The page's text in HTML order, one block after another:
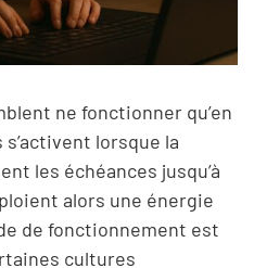
ne fonctionner qu’en
lorsque la
les échéances jusqu’à
alors une énergie
de fonctionnement est
cultures